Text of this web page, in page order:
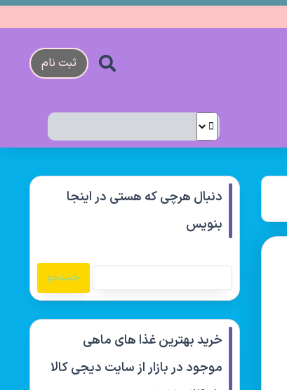
ثبت نام
دنبال هرچی که هستی در اینجا
بنویس
خرید بهترین غذا های ماهی
موجود در بازار از سایت دیجی کالا